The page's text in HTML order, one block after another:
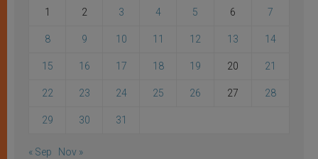
1 2 3 4 5 6 7
8 9 10 11 12 13 14
15 16 17 18 19 20 21
22 23 24 25 26 27 28
29 30 31
« Sep Nov »